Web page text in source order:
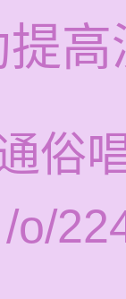
俗
/o/